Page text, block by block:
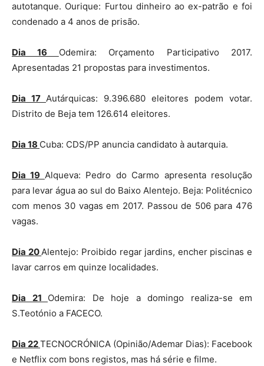
autotanque. Ourique: Furtou dinheiro ao ex-patrão e foi
condenado a 4 anos de prisão.
Dia 16 Odemira: Orçamento Participativo 2017.
Apresentadas 21 propostas para investimentos.
Dia 17 Autárquicas: 9.396.680 eleitores podem votar.
Distrito de Beja tem 126.614 eleitores.
Dia 18 Cuba: CDS/PP anuncia candidato à autarquia.
Dia 19 Alqueva: Pedro do Carmo apresenta resolução
para levar água ao sul do Baixo Alentejo. Beja: Politécnico
com menos 30 vagas em 2017. Passou de 506 para 476
vagas.
Dia 20Alentejo: Proibido regar jardins, encher piscinas e
lavar carros em quinze localidades.
Dia 21 Odemira: De hoje a domingo realiza-se em
S.Teotónio a FACECO.
Dia 22TECNOCRÓNICA (Opinião/Ademar Dias): Facebook
e Netflix com bons registos, mas há série e filme.